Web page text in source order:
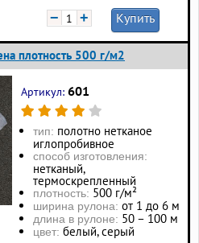
− + Купить
плотность 500 г/м2
Артикул: 601
тип: полотно нетканое
иглопробивное
способ изготовления:
нетканый,
термоскрепленный
плотность: 500 г/м²
ширина рулона: от 1 до 6 м
длина в рулоне: 50 – 100 м
цвет: белый, серый